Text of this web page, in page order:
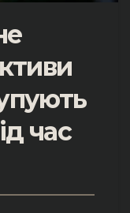
час